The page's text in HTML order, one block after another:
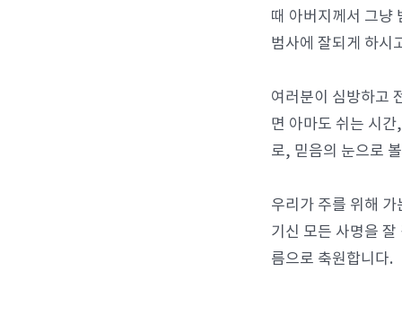
때 아버지께서 그냥
범사에 잘되게 하시
여러분이 심방하고
면 아마도 쉬는 시
로, 믿음의 눈으로
우리가 주를 위해
기신 모든 사명을
름으로 축원합니다.